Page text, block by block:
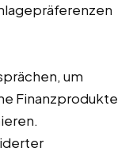
um
Finanzprodukte